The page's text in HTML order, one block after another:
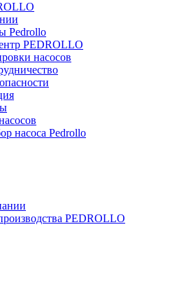
Pedrollo
PEDROLLO
насосов
насоса Pedrollo
PEDROLLO